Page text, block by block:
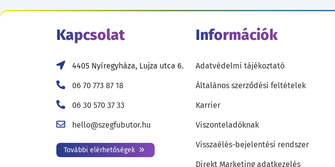
Kapcsolat
4405 Nyíregyháza, Lujza utca 6.
06 70 773 87 18
06 30 570 37 33
hello@szegfubutor.hu
További elérhetőségek
Információk
Adatvédelmi tájékoztató
Általános szerződési feltételek
Karrier
Viszonteladóknak
Visszaélés-bejelentési rendszer
Direkt Marketing adatkezelés